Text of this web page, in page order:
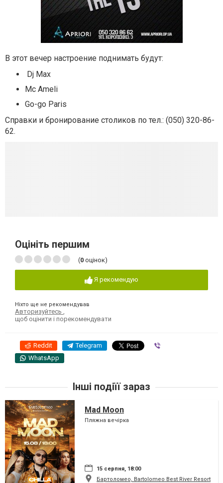
В этот вечер настроение поднимать будут:
Dj Max
Mc Ameli
Go-go Paris
Справки и бронирование столиков по тел.: (050) 320-86-
62.
Оцініть першим
(0 оцінок)
Я рекомендую
Ніхто ще не рекомендував
Авторизуйтесь
щоб оцінити і порекомендувати
Reddit Telegram
WhatsApp
Інші подіїї зараз
Mad Moon
Пляжна вечірка
15 серпня, 18:00
Бартоломео, Bartolomeo Best River Resort